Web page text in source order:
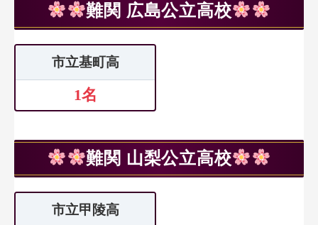
難関 広島公立高校
市立基町高
1名
難関 山梨公立高校
市立甲陵高